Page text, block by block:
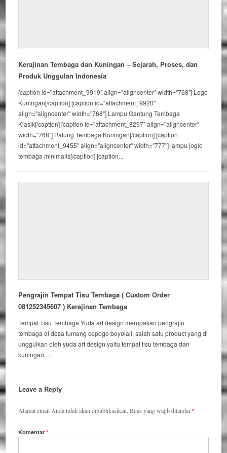
Kerajinan Tembaga dan Kuningan – Sejarah, Proses, dan
Produk Unggulan Indonesia
[caption id="attachment_9919" align="aligncenter" width="768"] Logo
Kuningan[/caption] [caption id="attachment_9920"
align="aligncenter" width="768"] Lampu Gantung Tembaga
Klasik[/caption] [caption id="attachment_8297" align="aligncenter"
width="768"] Patung Tembaga Kuningan[/caption] [caption
id="attachment_9455" align="aligncenter" width="777"] lampu joglo
tembaga minimalis[/caption] [caption...
Pengrajin Tempat Tisu Tembaga ( Custom Order
081252345607 ) Kerajinan Tembaga
Tempat Tisu Tembaga Yuda art design merupakan pengrajin
tembaga di desa tumang cepogo boyolali, salah satu product yang di
unggulkan oleh yuda art design yaitu tempat tisu tembaga dan
kuningan....
Leave a Reply
Alamat email Anda tidak akan dipublikasikan. Ruas yang wajib ditandai *
Komentar*